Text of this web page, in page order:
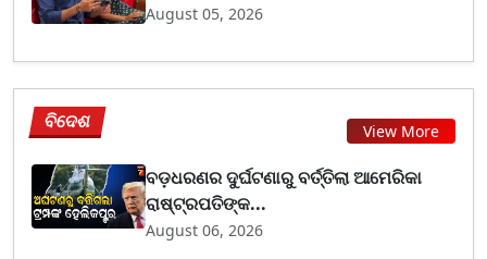
August 05, 2026
ବିଦେଶ View More
ବଡ଼ଧରଣର ଦୁର୍ଘଟଣାରୁ ବର୍ତ୍ତିଲା ଆମେରିକା
ରାଷ୍ଟ୍ରପତିଙ୍କ...
August 06, 2026